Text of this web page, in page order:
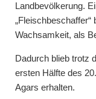
Landbevölkerung.
„Fleischbeschaffer“
Wachsamkeit, als
Dadurch blieb trotz
ersten Hälfte des
Agars erhalten.